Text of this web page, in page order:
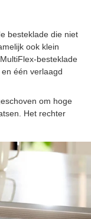
besteklade die niet
ook klein
besteklade
één verlaagd
om hoge
Het rechter